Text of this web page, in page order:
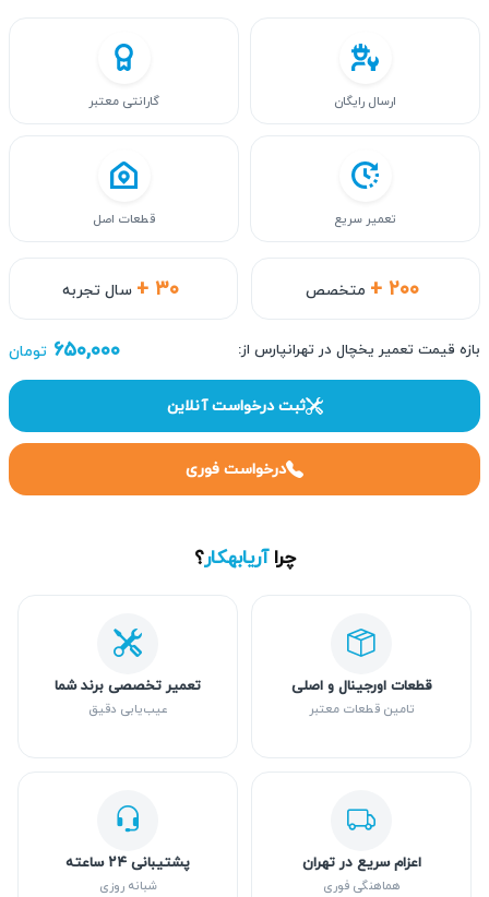
+ ۲۰۰ متخصص + ۳۰ سال تجربه
ارسال رایگان گارانتی معتبر
تعمیر سریع قطعات اصل
بازه قیمت تعمیر یخچال در تهرانپارس از: ۶۵۰,۰۰۰ تومان
ثبت درخواست آنلاین
درخواست فوری
چراآریابهکار؟
قطعات اورجینال و اصلی
تامین قطعات معتبر
تعمیر تخصصی برند شما
عیب‌یابی دقیق
اعزام سریع در تهران
هماهنگی فوری
پشتیبانی ۲۴ ساعته
شبانه روزی